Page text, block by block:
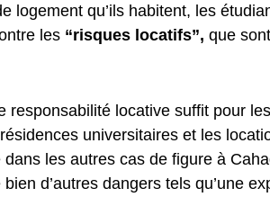
logement qu’ils habitent, les
les “risques locatifs”, que
responsabilité locative suffit pour
universitaires et les
les autres cas de figure à
d’autres dangers tels qu’une